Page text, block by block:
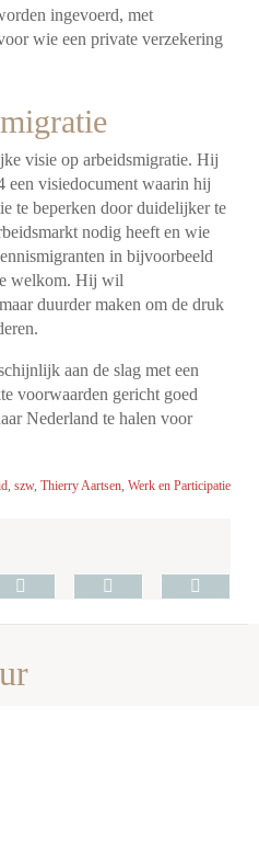
ingevoerd, met
wie een private verzekering
visie op arbeidsmigratie. Hij
een visiedocument waarin hij
te beperken door duidelijker te
nodig heeft en wie
in bijvoorbeeld
welkom. Hij wil
duurder maken om de druk
aan de slag met een
voorwaarden gericht goed
Nederland te halen voor
, szw, Thierry Aartsen, Werk en Participatie